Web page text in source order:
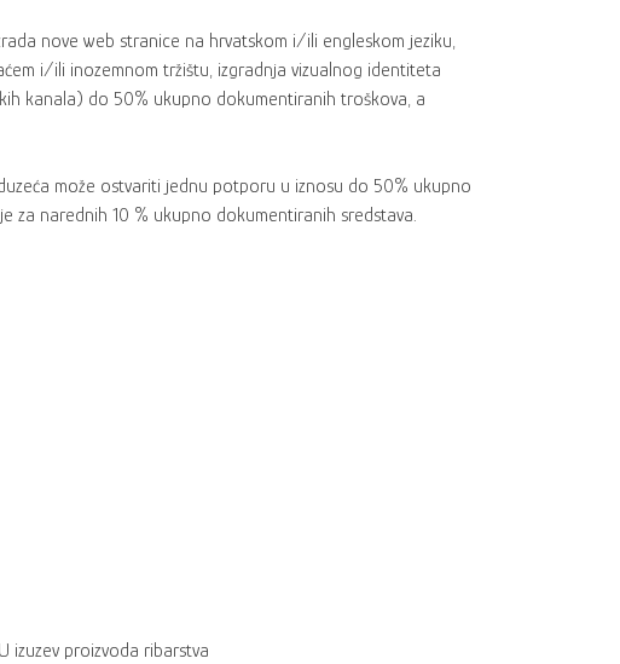
nove web stranice na hrvatskom i/ili engleskom jeziku,
i/ili inozemnom tržištu, izgradnja vizualnog identiteta
kanala) do 50% ukupno dokumentiranih troškova, a
može ostvariti jednu potporu u iznosu do 50% ukupno
za narednih 10 % ukupno dokumentiranih sredstava.
izuzev proizvoda ribarstva